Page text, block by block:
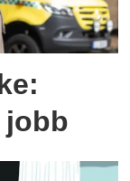
jobb